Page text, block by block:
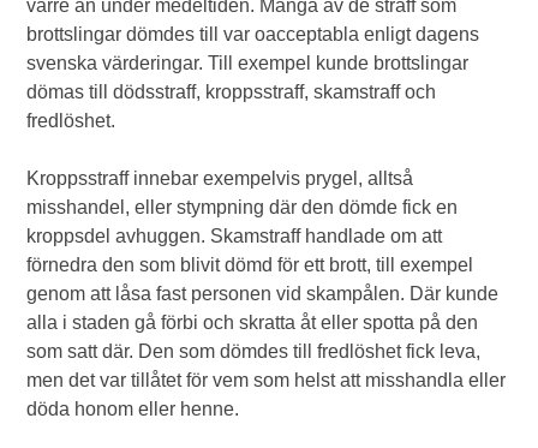
värre än under medeltiden. Många av de straff som
brottslingar dömdes till var oacceptabla enligt dagens
svenska värderingar. Till exempel kunde brottslingar
dömas till dödsstraff, kroppsstraff, skamstraff och
fredlöshet.
Kroppsstraff innebar exempelvis prygel, alltså
misshandel, eller stympning där den dömde fick en
kroppsdel avhuggen. Skamstraff handlade om att
förnedra den som blivit dömd för ett brott, till exempel
genom att låsa fast personen vid skampålen. Där kunde
alla i staden gå förbi och skratta åt eller spotta på den
som satt där. Den som dömdes till fredlöshet fick leva,
men det var tillåtet för vem som helst att misshandla eller
döda honom eller henne.